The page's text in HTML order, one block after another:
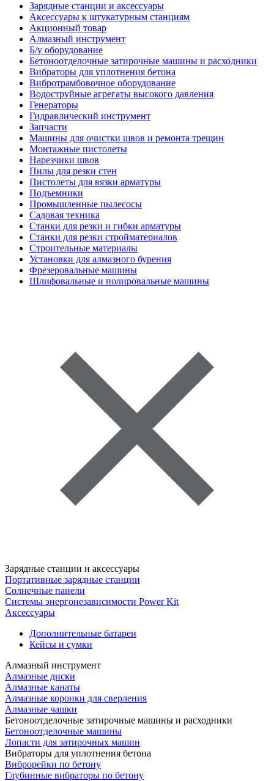
Зарядные станции и аксессуары
Аксессуары к штукатурным станциям
Акционный товар
Алмазный инструмент
Б/у оборудование
Бетоноотделочные затирочные машины и расходники
Вибраторы для уплотнения бетона
Вибротрамбовочное оборудование
Водоструйные агрегаты высокого давления
Генераторы
Гидравлический инструмент
Запчасти
Машины для очистки швов и ремонта трещин
Монтажные пистолеты
Нарезчики швов
Пилы для резки стен
Пистолеты для вязки арматуры
Подъемники
Промышленные пылесосы
Садовая техника
Станки для резки и гибки арматуры
Станки для резки стройматериалов
Строительные материалы
Установки для алмазного бурения
Фрезеровальные машины
Шлифовальные и полировальные машины
Зарядные станции и аксессуары
Портативные зарядные станции
Солнечные панели
Системы энергонезависимости Power Kit
Аксессуары
Дополнительные батареи
Кейсы и сумки
Алмазный инструмент
Алмазные диски
Алмазные канаты
Алмазные коронки для сверления
Алмазные чашки
Бетоноотделочные затирочные машины и расходники
Бетоноотделочные машины
Лопасти для затирочных машин
Вибраторы для уплотнения бетона
Виброрейки по бетону
Глубинные вибраторы по бетону